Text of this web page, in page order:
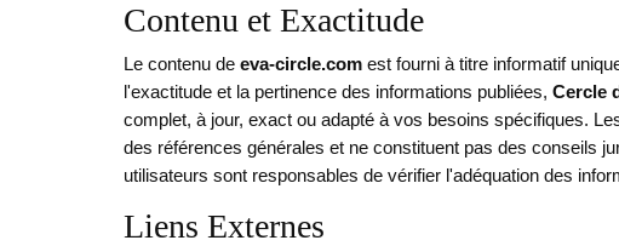
Contenu et Exactitude
Le contenu de eva-circle.com est fourni à titre informatif
l'exactitude et la pertinence des informations publiées, Cercle
complet, à jour, exact ou adapté à vos besoins spécifiques.
des références générales et ne constituent pas des conseils
utilisateurs sont responsables de vérifier l'adéquation des
Liens Externes